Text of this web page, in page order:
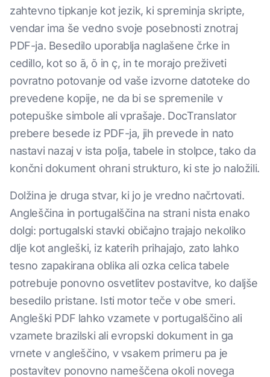
zahtevno tipkanje kot jezik, ki spreminja skripte,
vendar ima še vedno svoje posebnosti znotraj
PDF-ja. Besedilo uporablja naglašene črke in
cedillo, kot so ã, õ in ç, in te morajo preživeti
povratno potovanje od vaše izvorne datoteke do
prevedene kopije, ne da bi se spremenile v
potepuške simbole ali vprašaje. DocTranslator
prebere besede iz PDF-ja, jih prevede in nato
nastavi nazaj v ista polja, tabele in stolpce, tako da
končni dokument ohrani strukturo, ki ste jo naložili.
Dolžina je druga stvar, ki jo je vredno načrtovati.
Angleščina in portugalščina na strani nista enako
dolgi: portugalski stavki običajno trajajo nekoliko
dlje kot angleški, iz katerih prihajajo, zato lahko
tesno zapakirana oblika ali ozka celica tabele
potrebuje ponovno osvetlitev postavitve, ko daljše
besedilo pristane. Isti motor teče v obe smeri.
Angleški PDF lahko vzamete v portugalščino ali
vzamete brazilski ali evropski dokument in ga
vrnete v angleščino, v vsakem primeru pa je
postavitev ponovno nameščena okoli novega